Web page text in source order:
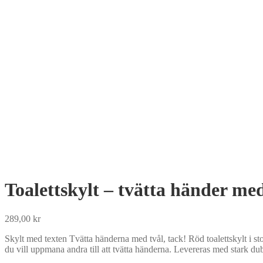
Toalettskylt – tvätta händer
289,00 kr
Skylt med texten Tvätta händerna med tvål, tack! Röd toalettskylt i
du vill uppmana andra till att tvätta händerna. Levereras med stark